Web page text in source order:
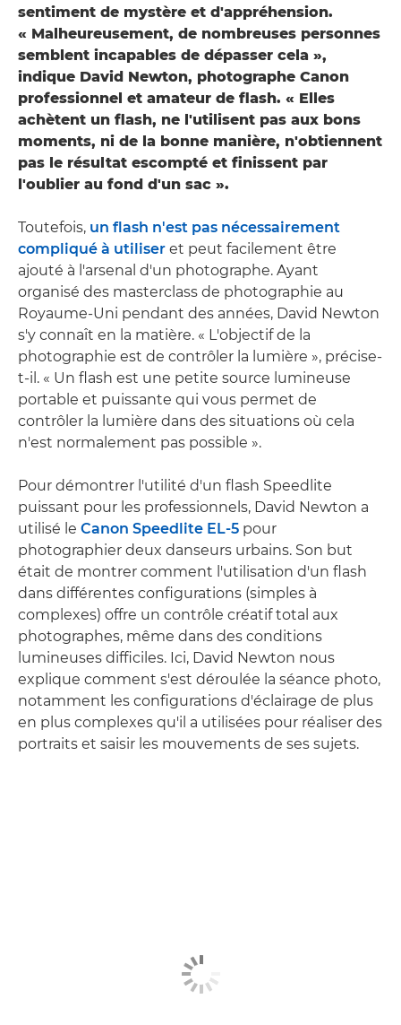
sentiment de mystère et d'appréhension.
« Malheureusement, de nombreuses personnes
semblent incapables de dépasser cela »,
indique David Newton, photographe Canon
professionnel et amateur de flash. « Elles
achètent un flash, ne l'utilisent pas aux bons
moments, ni de la bonne manière, n'obtiennent
pas le résultat escompté et finissent par
l'oublier au fond d'un sac ».
Toutefois, un flash n'est pas nécessairement
compliqué à utiliser et peut facilement être
ajouté à l'arsenal d'un photographe. Ayant
organisé des masterclass de photographie au
Royaume-Uni pendant des années, David Newton
s'y connaît en la matière. « L'objectif de la
photographie est de contrôler la lumière », précise-
t-il. « Un flash est une petite source lumineuse
portable et puissante qui vous permet de
contrôler la lumière dans des situations où cela
n'est normalement pas possible ».
Pour démontrer l'utilité d'un flash Speedlite
puissant pour les professionnels, David Newton a
utilisé le Canon Speedlite EL-5 pour
photographier deux danseurs urbains. Son but
était de montrer comment l'utilisation d'un flash
dans différentes configurations (simples à
complexes) offre un contrôle créatif total aux
photographes, même dans des conditions
lumineuses difficiles. Ici, David Newton nous
explique comment s'est déroulée la séance photo,
notamment les configurations d'éclairage de plus
en plus complexes qu'il a utilisées pour réaliser des
portraits et saisir les mouvements de ses sujets.